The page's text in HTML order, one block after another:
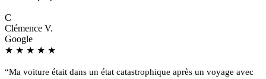
C
Clémence V.
Google
★ ★ ★ ★ ★
“Ma voiture était dans un état catastrophique après un voyage avec